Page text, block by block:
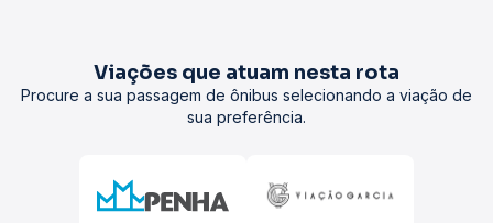
Viações que atuam nesta rota
Procure a sua passagem de ônibus selecionando a viação de
sua preferência.